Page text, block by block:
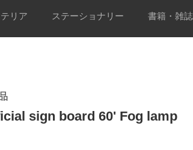
リア ステーショナリー 書籍・雑誌
sign board 60' Fog lamp